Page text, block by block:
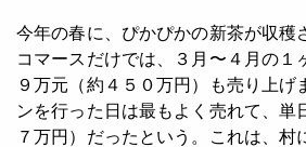
今年の春に、ぴかぴかの新茶が収穫
コマースだけでは、３月〜４月の１
９万元（約４５０万円）も売り上げ
ンを行った日は最もよく売れて、単
７万円）だったという。これは、村